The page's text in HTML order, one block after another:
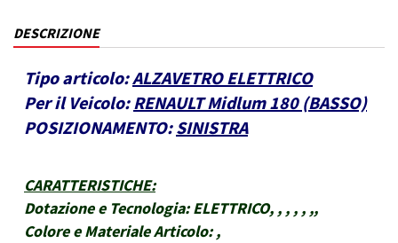
DESCRIZIONE
Tipo articolo:ALZAVETRO ELETTRICO
Per il Veicolo: RENAULT Midlum 180 (BASSO)
POSIZIONAMENTO: SINISTRA
CARATTERISTICHE:
Dotazione e Tecnologia: ELETTRICO, , , , , ,,
Colore e Materiale Articolo: ,